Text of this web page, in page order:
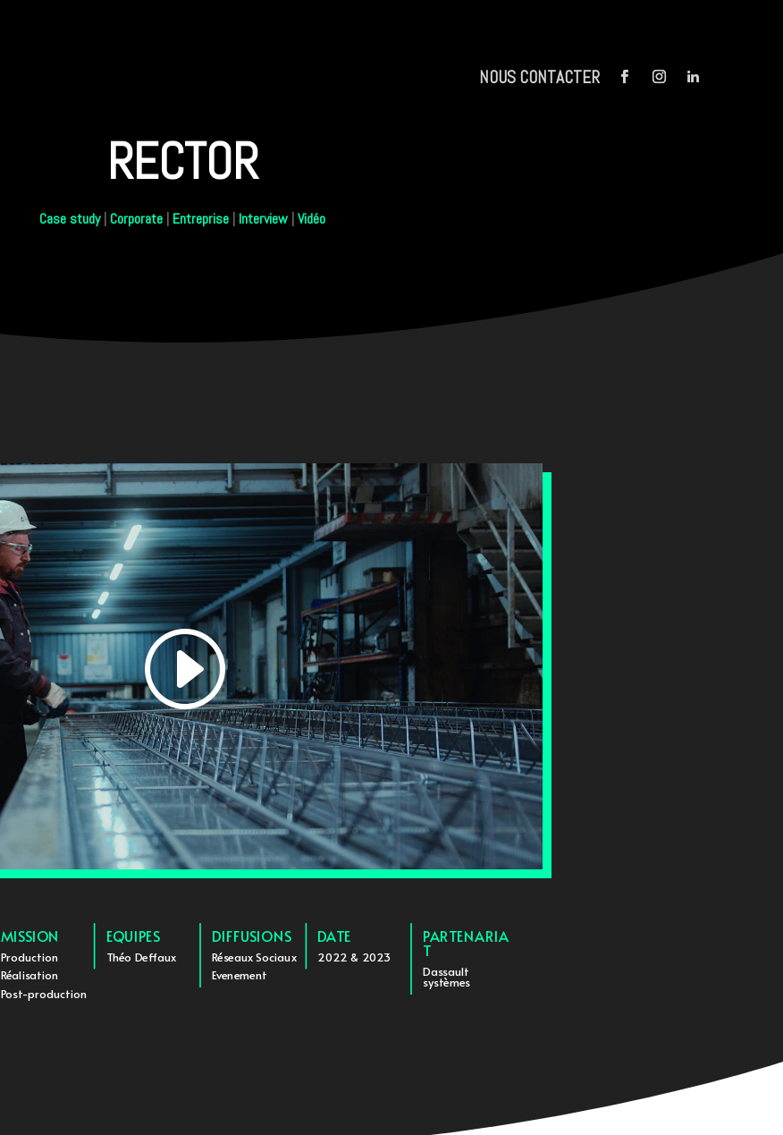
NOUS CONTACTER
RECTOR
Case study| Corporate Entreprise Interview Vidéo
MISSION
Production
Réalisation
Post-production
EQUIPES
Théo Deffaux
DIFFUSIONS
Réseaux Sociaux
Evenement
DATE
2022 & 2023
PARTENARIA
T
Dassault
systèmes